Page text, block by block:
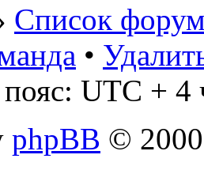
Список
•
UTC + 4
phpBB ©